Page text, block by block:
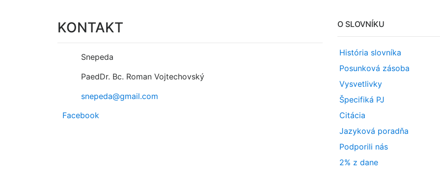
KONTAKT
Snepeda
PaedDr. Bc. Roman Vojtechovský
snepeda@gmail.com
Facebook
O SLOVNÍKU
História slovníka
Posunková zásoba
Vysvetlivky
Špecifiká PJ
Citácia
Jazyková poradňa
Podporili nás
2% z dane